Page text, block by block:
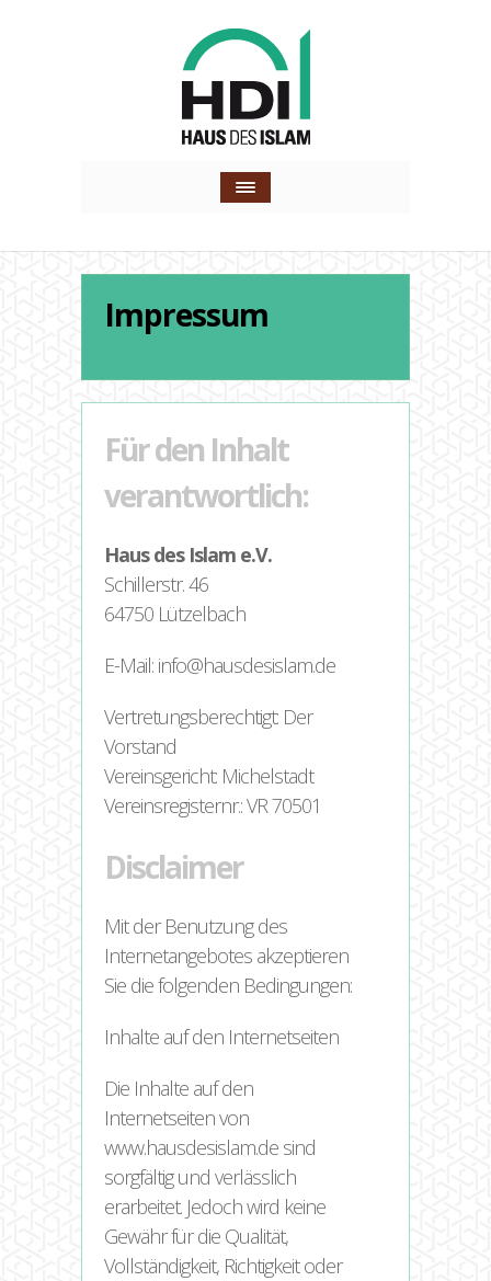
Impressum
Für den Inhalt
verantwortlich:
Haus des Islam e.V.
Schillerstr. 46
64750 Lützelbach
E-Mail: info@hausdesislam.de
Vertretungsberechtigt: Der
Vorstand
Vereinsgericht: Michelstadt
Vereinsregisternr.: VR 70501
Disclaimer
Mit der Benutzung des
Internetangebotes akzeptieren
Sie die folgenden Bedingungen:
Inhalte auf den Internetseiten
Die Inhalte auf den
Internetseiten von
www.hausdesislam.de sind
sorgfältig und verlässlich
erarbeitet. Jedoch wird keine
Gewähr für die Qualität,
Vollständigkeit, Richtigkeit oder